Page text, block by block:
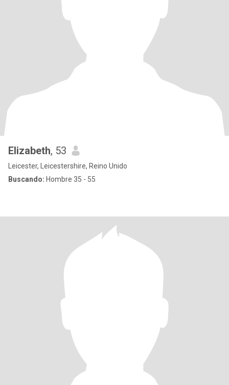
Elizabeth, 53
Leicester, Leicestershire, Reino Unido
Buscando: Hombre 35 - 55